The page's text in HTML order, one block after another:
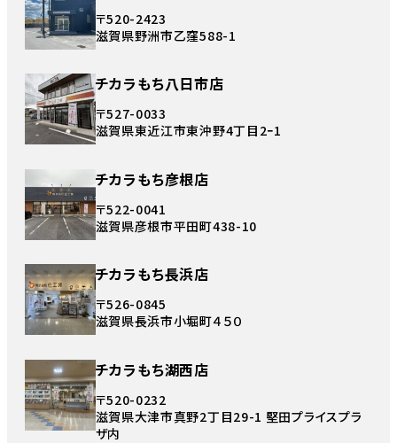
〒520-2423
滋賀県野洲市乙窪588-1
チカラもち八日市店
〒527-0033
滋賀県東近江市東沖野4丁目2ｰ1
チカラもち彦根店
〒522-0041
滋賀県彦根市平田町438-10
チカラもち長浜店
〒526-0845
滋賀県長浜市小堀町４５０
チカラもち湖西店
〒520-0232
滋賀県大津市真野2丁目29-1 堅田プライスプラ
ザ内